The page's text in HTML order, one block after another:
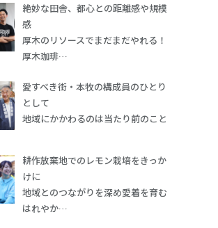
絶妙な田舎、都心との距離感や規模
感
厚木のリソースでまだまだやれる！
厚木珈琲…
愛すべき街・本牧の構成員のひとり
として
地域にかかわるのは当たり前のこと
耕作放棄地でのレモン栽培をきっか
けに
地域とのつながりを深め愛着を育む
はれやか…